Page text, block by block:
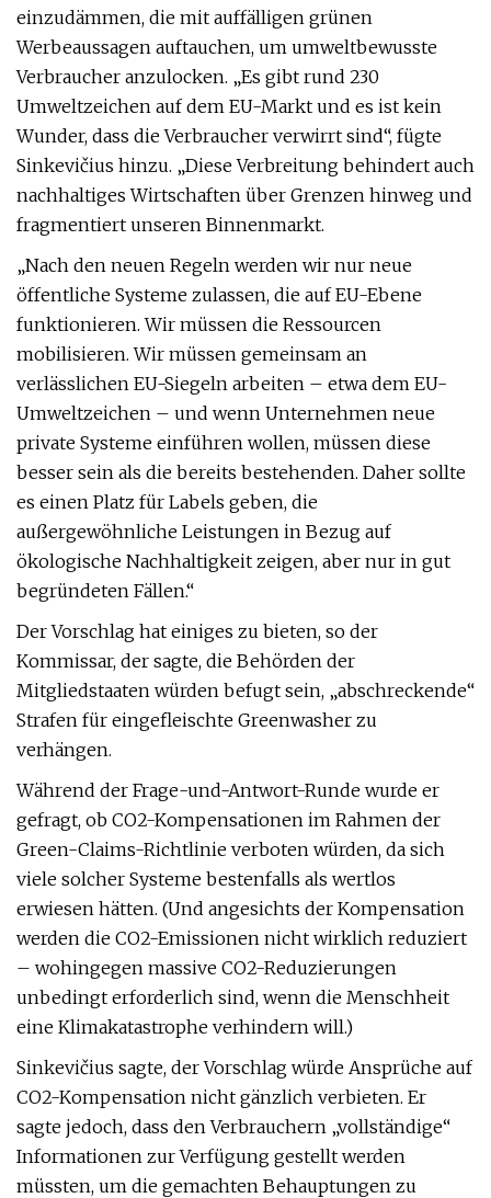
einzudämmen, die mit auffälligen grünen
Werbeaussagen auftauchen, um umweltbewusste
Verbraucher anzulocken. „Es gibt rund 230
Umweltzeichen auf dem EU-Markt und es ist kein
Wunder, dass die Verbraucher verwirrt sind“, fügte
Sinkevičius hinzu. „Diese Verbreitung behindert auch
nachhaltiges Wirtschaften über Grenzen hinweg und
fragmentiert unseren Binnenmarkt.
„Nach den neuen Regeln werden wir nur neue
öffentliche Systeme zulassen, die auf EU-Ebene
funktionieren. Wir müssen die Ressourcen
mobilisieren. Wir müssen gemeinsam an
verlässlichen EU-Siegeln arbeiten – etwa dem EU-
Umweltzeichen – und wenn Unternehmen neue
private Systeme einführen wollen, müssen diese
besser sein als die bereits bestehenden. Daher sollte
es einen Platz für Labels geben, die
außergewöhnliche Leistungen in Bezug auf
ökologische Nachhaltigkeit zeigen, aber nur in gut
begründeten Fällen.“
Der Vorschlag hat einiges zu bieten, so der
Kommissar, der sagte, die Behörden der
Mitgliedstaaten würden befugt sein, „abschreckende“
Strafen für eingefleischte Greenwasher zu
verhängen.
Während der Frage-und-Antwort-Runde wurde er
gefragt, ob CO2-Kompensationen im Rahmen der
Green-Claims-Richtlinie verboten würden, da sich
viele solcher Systeme bestenfalls als wertlos
erwiesen hätten. (Und angesichts der Kompensation
werden die CO2-Emissionen nicht wirklich reduziert
– wohingegen massive CO2-Reduzierungen
unbedingt erforderlich sind, wenn die Menschheit
eine Klimakatastrophe verhindern will.)
Sinkevičius sagte, der Vorschlag würde Ansprüche auf
CO2-Kompensation nicht gänzlich verbieten. Er
sagte jedoch, dass den Verbrauchern „vollständige“
Informationen zur Verfügung gestellt werden
müssten, um die gemachten Behauptungen zu